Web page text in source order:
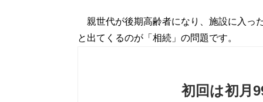
親世代が後期高齢者になり、施設に入っ